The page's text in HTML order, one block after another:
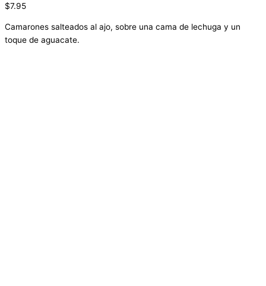
$7.95
Camarones salteados al ajo, sobre una cama de lechuga y un
toque de aguacate.